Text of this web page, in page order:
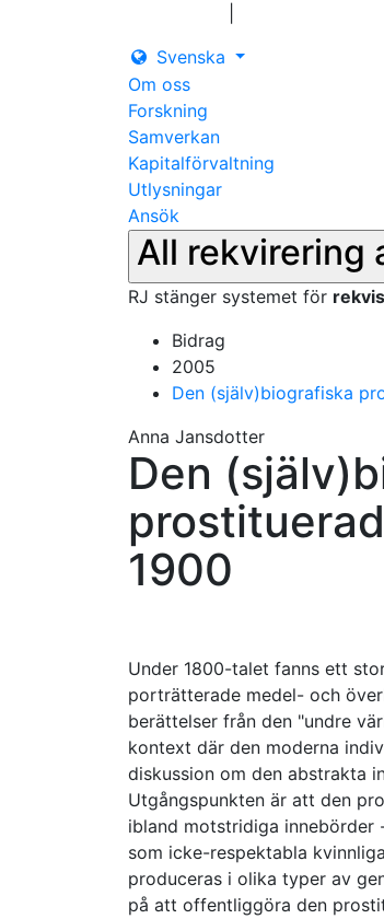
Svenska
Om oss
Forskning
Samverkan
Kapitalförvaltning
Utlysningar
Ansök
All rekvirering
RJ stänger systemet för
Bidrag
2005
Den (själv)biografiska
Anna Jansdotter
Den
1900
Under 1800-talet fanns ett
porträtterade medel- och
berättelser från den "undre
kontext där den moderna
diskussion om den abstrakta
Utgångspunkten är att den
ibland motstridiga innebörder
som icke-respektabla
produceras i olika typer av
på att offentliggöra den